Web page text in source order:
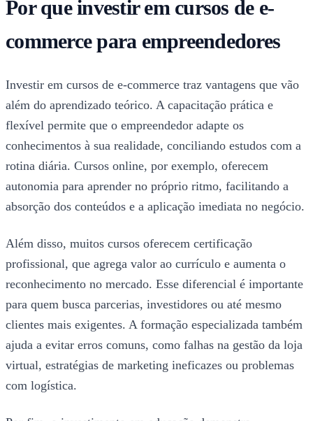
Por que investir em cursos de e-
commerce para empreendedores
Investir em cursos de e-commerce traz vantagens que vão
além do aprendizado teórico. A capacitação prática e
flexível permite que o empreendedor adapte os
conhecimentos à sua realidade, conciliando estudos com a
rotina diária. Cursos online, por exemplo, oferecem
autonomia para aprender no próprio ritmo, facilitando a
absorção dos conteúdos e a aplicação imediata no negócio.
Além disso, muitos cursos oferecem certificação
profissional, que agrega valor ao currículo e aumenta o
reconhecimento no mercado. Esse diferencial é importante
para quem busca parcerias, investidores ou até mesmo
clientes mais exigentes. A formação especializada também
ajuda a evitar erros comuns, como falhas na gestão da loja
virtual, estratégias de marketing ineficazes ou problemas
com logística.